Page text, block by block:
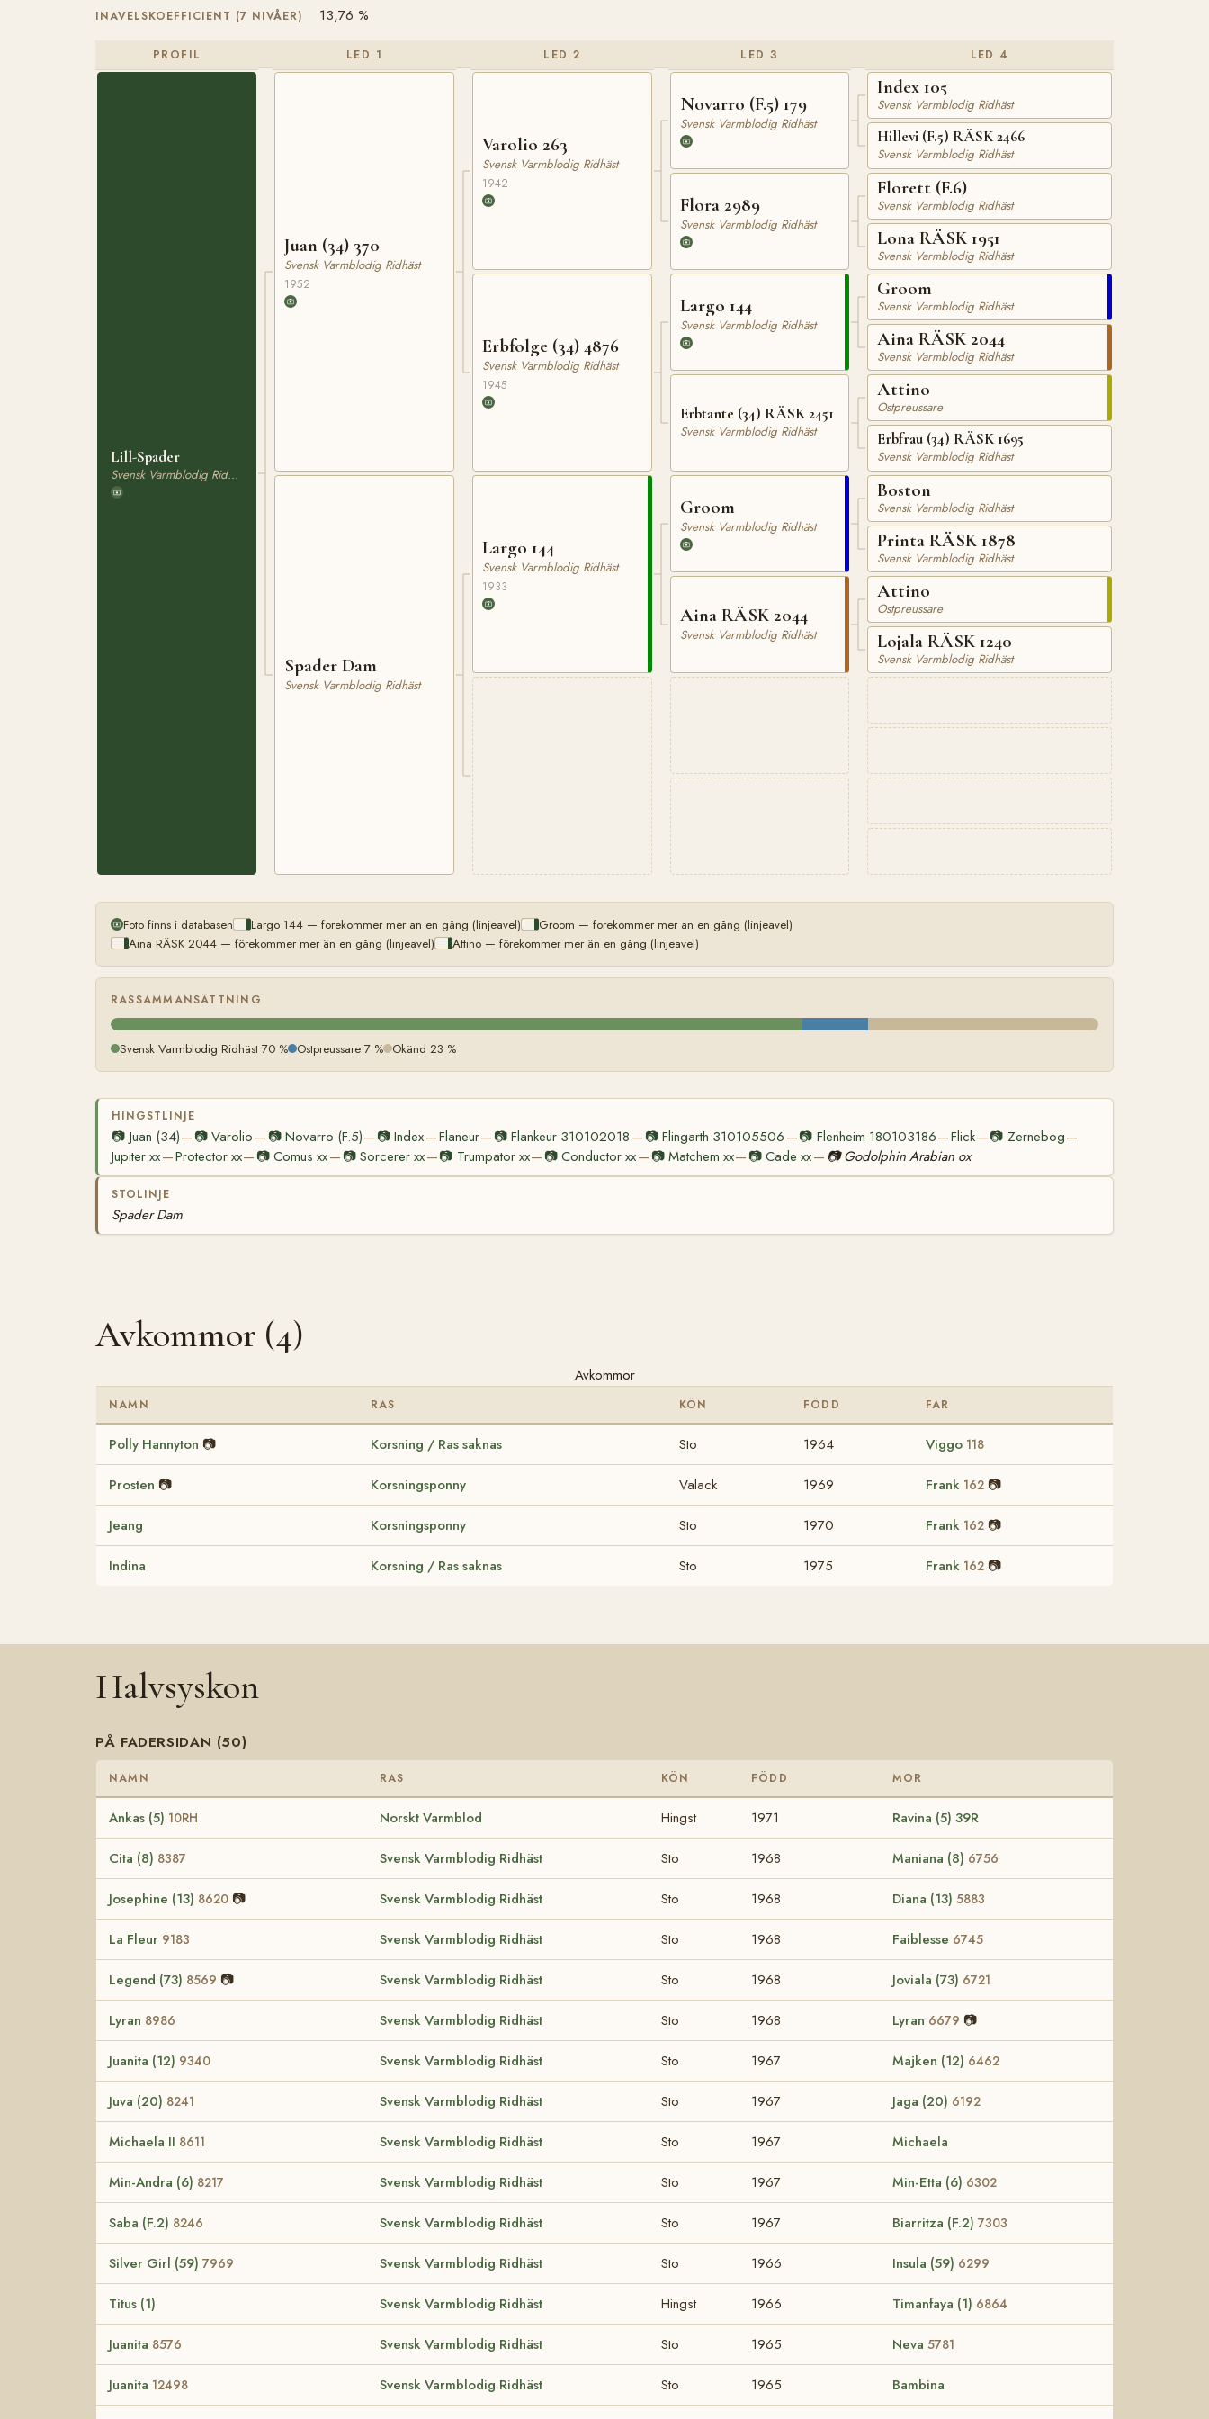
INAVELSKOEFFICIENT (7 NIVÅER) 13,76 %
PROFIL
Lill-Spader
Svensk Varmblodig Ridhäst
LED 1
Juan (34) 370
Svensk Varmblodig Ridhäst
1952
Spader Dam
Svensk Varmblodig Ridhäst
LED 2
Varolio 263
Svensk Varmblodig Ridhäst
1942
Erbfolge (34) 4876
Svensk Varmblodig Ridhäst
1945
Largo 144
Svensk Varmblodig Ridhäst
1933
LED 3
Novarro (F.5) 179
Svensk Varmblodig Ridhäst
Flora 2989
Svensk Varmblodig Ridhäst
Largo 144
Svensk Varmblodig Ridhäst
Erbtante (34) RÄSK 2451
Svensk Varmblodig Ridhäst
Groom
Svensk Varmblodig Ridhäst
Aina RÄSK 2044
Svensk Varmblodig Ridhäst
LED 4
Index 105
Svensk Varmblodig Ridhäst
Hillevi (F.5) RÄSK 2466
Svensk Varmblodig Ridhäst
Florett (F.6)
Svensk Varmblodig Ridhäst
Lona RÄSK 1951
Svensk Varmblodig Ridhäst
Groom
Svensk Varmblodig Ridhäst
Aina RÄSK 2044
Svensk Varmblodig Ridhäst
Attino
Ostpreussare
Erbfrau (34) RÄSK 1695
Svensk Varmblodig Ridhäst
Boston
Svensk Varmblodig Ridhäst
Printa RÄSK 1878
Svensk Varmblodig Ridhäst
Attino
Ostpreussare
Lojala RÄSK 1240
Svensk Varmblodig Ridhäst
Foto finns i databasen Largo 144 — förekommer mer än en gång (linjeavel)
Groom — förekommer mer än en gång (linjeavel)
Aina RÄSK 2044 — förekommer mer än en gång (linjeavel)
Attino — förekommer mer än en gång (linjeavel)
RASSAMMANSÄTTNING
Svensk Varmblodig Ridhäst 70 % Ostpreussare 7 % Okänd 23 %
HINGSTLINJE
📷 Juan (34)— 📷Varolio — 📷 Novarro (F.5)— 📷 Index—Flaneur— 📷 Flankeur 310102018 — 📷Flingarth 310105506 —📷 Flenheim 180103186—Flick—📷 Zernebog—
Jupiter xx—Protector xx— 📷Comus xx— 📷Sorcerer xx—📷 Trumpator xx— 📷Conductor xx— 📷 Matchem xx— 📷 Cade xx— 📷 Godolphin Arabian ox
STOLINJE
Spader Dam
Avkommor (4)
Avkommor
NAMN RAS KÖN FÖDD FAR
Polly Hannyton 📷 Korsning / Ras saknas Sto 1964 Viggo 118
Prosten 📷 Korsningsponny Valack 1969 Frank 162 📷
Jeang Korsningsponny Sto 1970 Frank 162 📷
Indina Korsning / Ras saknas Sto 1975 Frank 162 📷
Halvsyskon
PÅ FADERSIDAN (50)
NAMN RAS KÖN FÖDD MOR
Ankas (5) 10RH Norskt Varmblod Hingst 1971 Ravina (5) 39R
Cita (8) 8387 Svensk Varmblodig Ridhäst Sto 1968 Maniana (8) 6756
Josephine (13) 8620 📷 Svensk Varmblodig Ridhäst Sto 1968 Diana (13) 5883
La Fleur 9183 Svensk Varmblodig Ridhäst Sto 1968 Faiblesse 6745
Legend (73) 8569 📷 Svensk Varmblodig Ridhäst Sto 1968 Joviala (73) 6721
Lyran 8986 Svensk Varmblodig Ridhäst Sto 1968 Lyran 6679 📷
Juanita (12) 9340 Svensk Varmblodig Ridhäst Sto 1967 Majken (12) 6462
Juva (20) 8241 Svensk Varmblodig Ridhäst Sto 1967 Jaga (20) 6192
Michaela II 8611 Svensk Varmblodig Ridhäst Sto 1967 Michaela
Min-Andra (6) 8217 Svensk Varmblodig Ridhäst Sto 1967 Min-Etta (6) 6302
Saba (F.2) 8246 Svensk Varmblodig Ridhäst Sto 1967 Biarritza (F.2) 7303
Silver Girl (59) 7969 Svensk Varmblodig Ridhäst Sto 1966 Insula (59) 6299
Titus (1) Svensk Varmblodig Ridhäst Hingst 1966 Timanfaya (1) 6864
Juanita 8576 Svensk Varmblodig Ridhäst Sto 1965 Neva 5781
Juanita 12498 Svensk Varmblodig Ridhäst Sto 1965 Bambina